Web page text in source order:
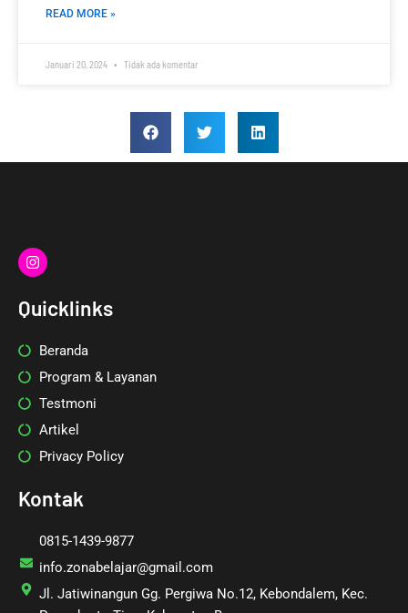
READ MORE »
Januari 20, 2024 Tidak ada komentar
I
n
s
a
m
Quicklinks
Beranda
Program & Layanan
Testmoni
Artikel
Privacy Policy
Kontak
0815-1439-9877
info.zonabelajar@gmail.com
Jl. Jatiwinangun Gg. Pergiwa No.12, Kebondalem, Kec.